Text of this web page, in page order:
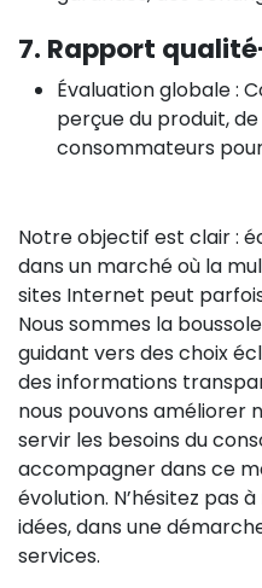
7. Rapport
Évaluation globale :
perçue du produit,
consommateurs
Notre objectif est clair :
dans un marché où la
sites Internet peut
Nous sommes la
guidant vers des choix
des informations
nous pouvons améliorer
servir les besoins du
accompagner dans ce
évolution. N’hésitez pas
idées, dans une
services.